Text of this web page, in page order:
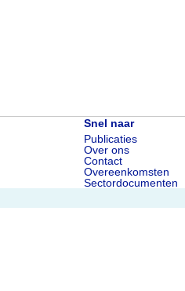
Snel naar
Publicaties
Over ons
Contact
Overeenkomsten
Sectordocumenten